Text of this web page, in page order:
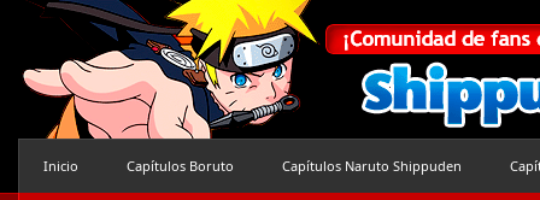
Inicio Capítulos Boruto Capítulos Naruto Shippuden